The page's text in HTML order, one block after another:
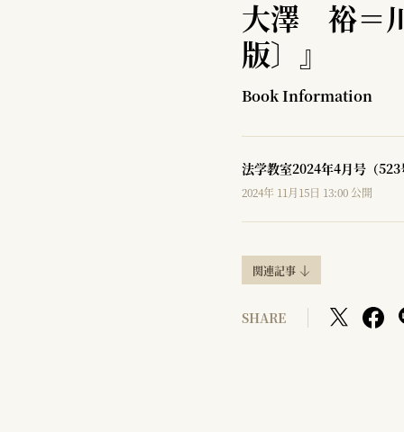
大澤 裕＝
版〕』
Book Information
法学教室2024年4月号（523
2024年 11月15日 13:00 公開
関連記事
SHARE